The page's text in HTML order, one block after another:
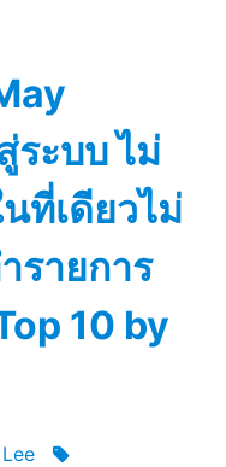
ระบบ ไม่
ที่เดียวไม่
รายการ
10 by